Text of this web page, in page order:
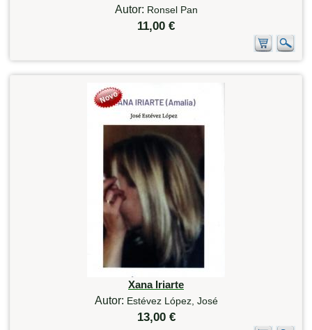
Autor: Ronsel Pan
11,00 €
Xana Iriarte
Autor: Estévez López, José
13,00 €